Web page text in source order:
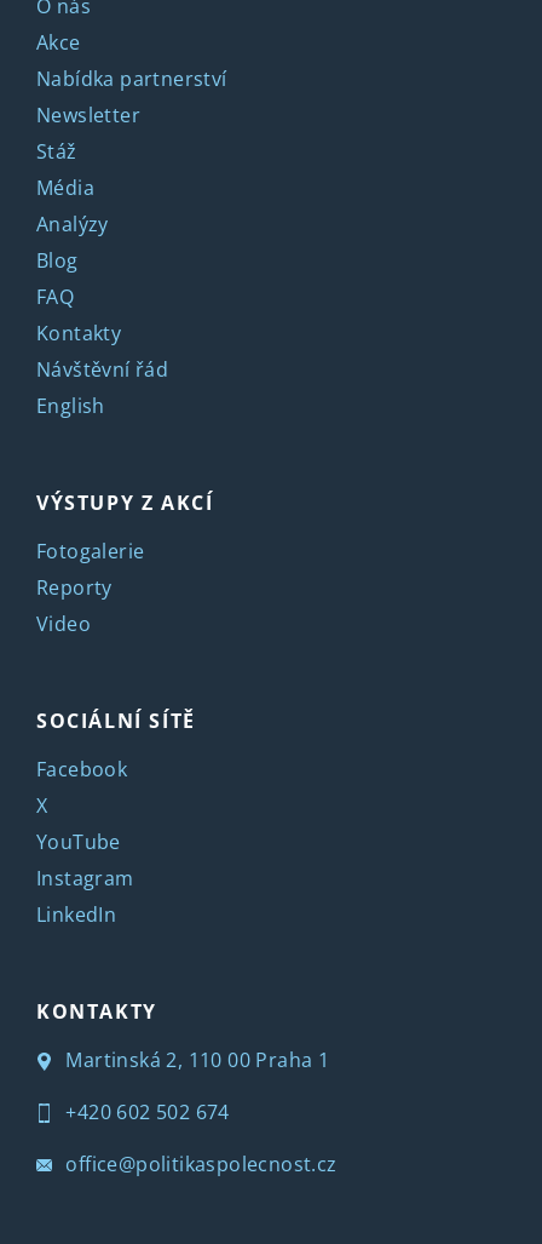
O nás
Akce
Nabídka partnerství
Newsletter
Stáž
Média
Analýzy
Blog
FAQ
Kontakty
Návštěvní řád
English
VÝSTUPY Z AKCÍ
Fotogalerie
Reporty
Video
SOCIÁLNÍ SÍTĚ
Facebook
X
YouTube
Instagram
LinkedIn
KONTAKTY
Martinská 2, 110 00 Praha 1
+420 602 502 674
office@politikaspolecnost.cz